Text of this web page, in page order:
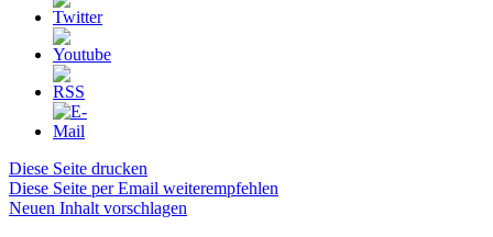
Diese Seite drucken
Diese Seite per Email weiterempfehlen
Neuen Inhalt vorschlagen